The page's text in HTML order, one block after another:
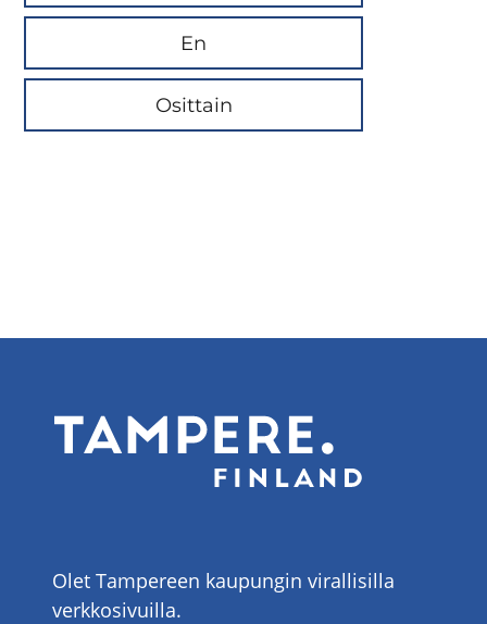
En
Osittain
Olet Tampereen kaupungin virallisilla
verkkosivuilla.